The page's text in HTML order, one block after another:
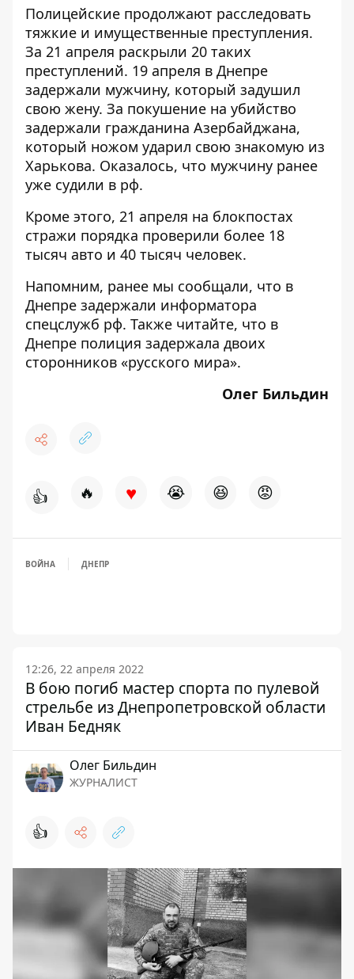
Полицейские продолжают расследовать
тяжкие и имущественные преступления.
За 21 апреля раскрыли 20 таких
преступлений. 19 апреля в Днепре
задержали мужчину, который задушил
свою жену. За покушение на убийство
задержали гражданина Азербайджана,
который ножом ударил свою знакомую из
Харькова. Оказалось, что мужчину ранее
уже судили в рф.
Кроме этого, 21 апреля на блокпостах
стражи порядка проверили более 18
тысяч авто и 40 тысяч человек.
Напомним, ранее мы сообщали, что в
Днепре задержали информатора
спецслужб рф. Также читайте, что в
Днепре полиция задержала двоих
сторонников «русского мира».
Олег Бильдин
👍 🔥 ♥ 😭 😆 😡
ВОЙНА ДНЕПР
12:26, 22 апреля 2022
В бою погиб мастер спорта по пулевой
стрельбе из Днепропетровской области
Иван Бедняк
Олег Бильдин
ЖУРНАЛИСТ
👍